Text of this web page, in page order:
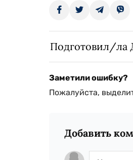
Подготовил/ла
Заметили ошибку?
Пожалуйста,
Добавить